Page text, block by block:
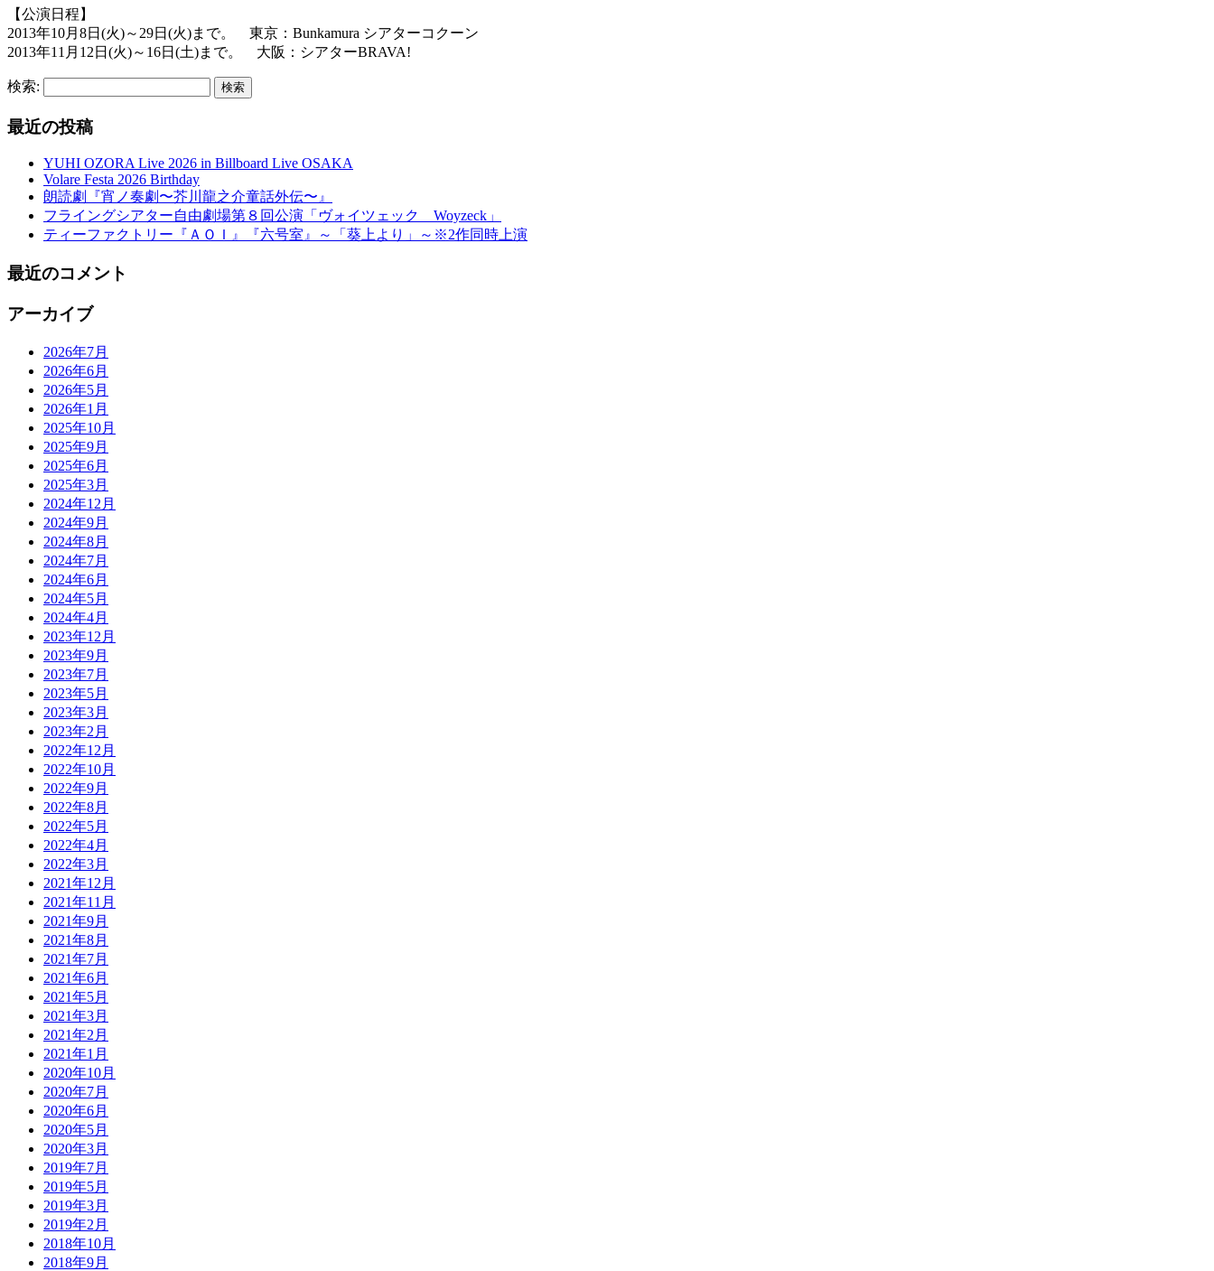
【公演日程】
2013年10月8日(火)～29日(火)まで。 東京：Bunkamura シアターコクーン
2013年11月12日(火)～16日(土)まで。 大阪：シアターBRAVA!
検索:
最近の投稿
YUHI OZORA Live 2026 in Billboard Live OSAKA
Volare Festa 2026 Birthday
朗読劇『宵ノ奏劇〜芥川龍之介童話外伝〜』
フライングシアター自由劇場第８回公演「ヴォイツェック Woyzeck」
ティーファクトリー『ＡＯＩ』『六号室』～「葵上より」～※2作同時上演
最近のコメント
アーカイブ
2026年7月
2026年6月
2026年5月
2026年1月
2025年10月
2025年9月
2025年6月
2025年3月
2024年12月
2024年9月
2024年8月
2024年7月
2024年6月
2024年5月
2024年4月
2023年12月
2023年9月
2023年7月
2023年5月
2023年3月
2023年2月
2022年12月
2022年10月
2022年9月
2022年8月
2022年5月
2022年4月
2022年3月
2021年12月
2021年11月
2021年9月
2021年8月
2021年7月
2021年6月
2021年5月
2021年3月
2021年2月
2021年1月
2020年10月
2020年7月
2020年6月
2020年5月
2020年3月
2019年7月
2019年5月
2019年3月
2019年2月
2018年10月
2018年9月